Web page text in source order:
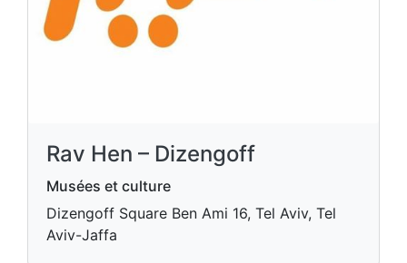
Rav Hen – Dizengoff
Musées et culture
Dizengoff Square Ben Ami 16, Tel Aviv, Tel
Aviv-Jaffa